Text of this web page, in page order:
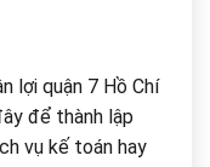
lợi quận 7 Hồ Chí
để thành lập
vụ kế toán hay